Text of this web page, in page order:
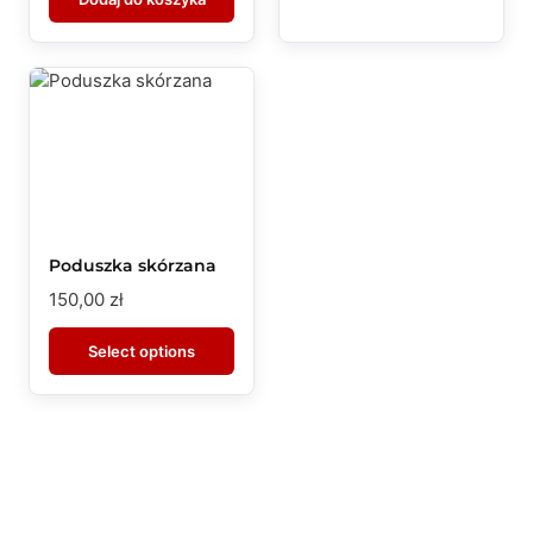
Poduszka skórzana
150,00 zł
Select options